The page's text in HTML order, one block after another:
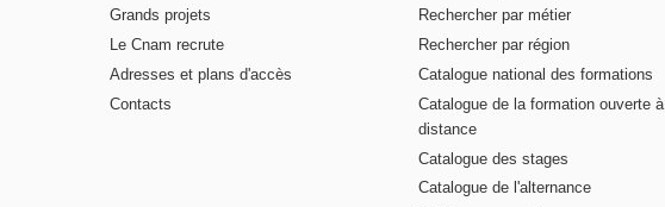
Grands projets
Le Cnam recrute
Adresses et plans d'accès
Contacts
Rechercher par métier
Rechercher par région
Catalogue national des formations
Catalogue de la formation ouverte à
distance
Catalogue des stages
Catalogue de l'alternance